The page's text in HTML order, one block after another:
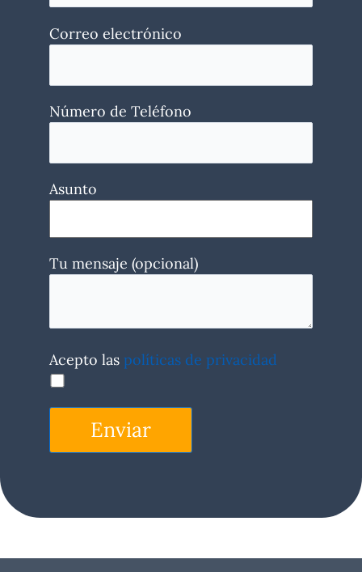
Correo electrónico
Número de Teléfono
Asunto
Tu mensaje (opcional)
Acepto las políticas de privacidad
Enviar